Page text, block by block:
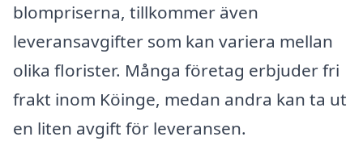
blompriserna, tillkommer även
leveransavgifter som kan variera mellan
olika florister. Många företag erbjuder fri
frakt inom Köinge, medan andra kan ta ut
en liten avgift för leveransen.